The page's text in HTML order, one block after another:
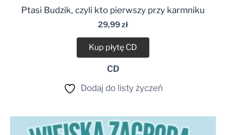
Ptasi Budzik, czyli kto pierwszy przy karmniku
29,99zł
Kup płytę CD
CD
Dodaj do listy życzeń